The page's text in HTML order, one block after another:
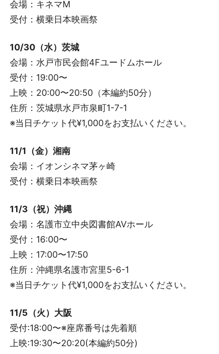
会場：キネマM
受付：横乗日本映画祭
10/30（水）茨城
会場：水戸市民会館4Fユードムホール
受付：19:00〜
上映：20:00〜20:50（本編約50分）
住所：茨城県水戸市泉町1-7-1
※当日チケット代¥1,000をお支払いください。
11/1（金）湘南
会場：イオンシネマ茅ヶ崎
受付：横乗日本映画祭
11/3（祝）沖縄
会場：名護市立中央図書館AVホール
受付：16:00〜
上映：17:00〜17:50
住所：沖縄県名護市宮里5-6-1
※当日チケット代¥1,000をお支払いください。
11/5（火）大阪
受付:18:00〜※座席番号は先着順
上映:19:30〜20:20(本編約50分)